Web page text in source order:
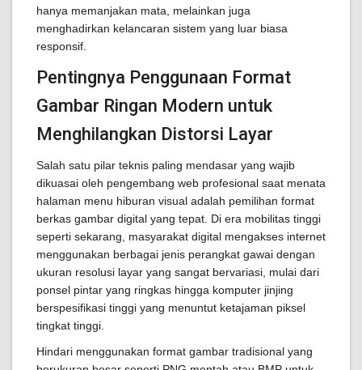
hanya memanjakan mata, melainkan juga
menghadirkan kelancaran sistem yang luar biasa
responsif.
Pentingnya Penggunaan Format
Gambar Ringan Modern untuk
Menghilangkan Distorsi Layar
Salah satu pilar teknis paling mendasar yang wajib
dikuasai oleh pengembang web profesional saat menata
halaman menu hiburan visual adalah pemilihan format
berkas gambar digital yang tepat. Di era mobilitas tinggi
seperti sekarang, masyarakat digital mengakses internet
menggunakan berbagai jenis perangkat gawai dengan
ukuran resolusi layar yang sangat bervariasi, mulai dari
ponsel pintar yang ringkas hingga komputer jinjing
berspesifikasi tinggi yang menuntut ketajaman piksel
tingkat tinggi.
Hindari menggunakan format gambar tradisional yang